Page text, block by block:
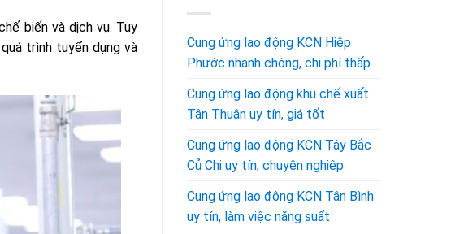
biến và dịch vụ. Tuy
trình tuyển dụng và
Cung ứng lao động KCN Hiệp
Phước nhanh chóng, chi phí thấp
Cung ứng lao động khu chế xuất
Tân Thuận uy tín, giá tốt
Cung ứng lao động KCN Tây Bắc
Củ Chi uy tín, chuyên nghiệp
Cung ứng lao động KCN Tân Bình
uy tín, làm việc năng suất